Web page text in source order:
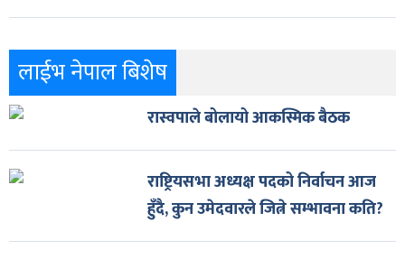
लाईभ नेपाल बिशेष
रास्वपाले बोलायो आकस्मिक बैठक
राष्ट्रियसभा अध्यक्ष पदको निर्वाचन आज
हुँदै, कुन उमेदवारले जित्ने सम्भावना कति?